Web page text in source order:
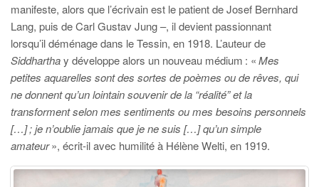
manifeste, alors que l’écrivain est le patient de Josef Bernhard
Lang, puis de Carl Gustav Jung –, il devient passionnant
lorsqu’il déménage dans le Tessin, en 1918. L’auteur de
Siddharthay développe alors un nouveau médium : «Mes
petites aquarelles sont des sortes de poèmes ou de rêves, qui
ne donnent qu’un lointain souvenir de la “réalité” et la
transforment selon mes sentiments ou mes besoins personnels
[…] ; je n’oublie jamais que je ne suis […] qu’un simple
amateur», écrit-il avec humilité à Hélène Welti, en 1919.